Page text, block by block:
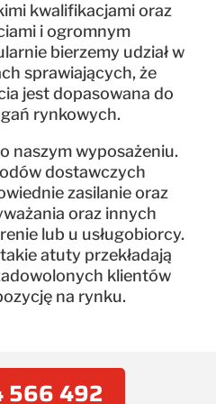
kwalifikacjami oraz
i ogromnym
bierzemy udział w
sprawiających, że
jest dopasowana do
rynkowych.
naszym wyposażeniu.
dostawczych
zasilanie oraz
oraz innych
lub u usługobiorcy.
atuty przekładają
klientów
na rynku.
566 492